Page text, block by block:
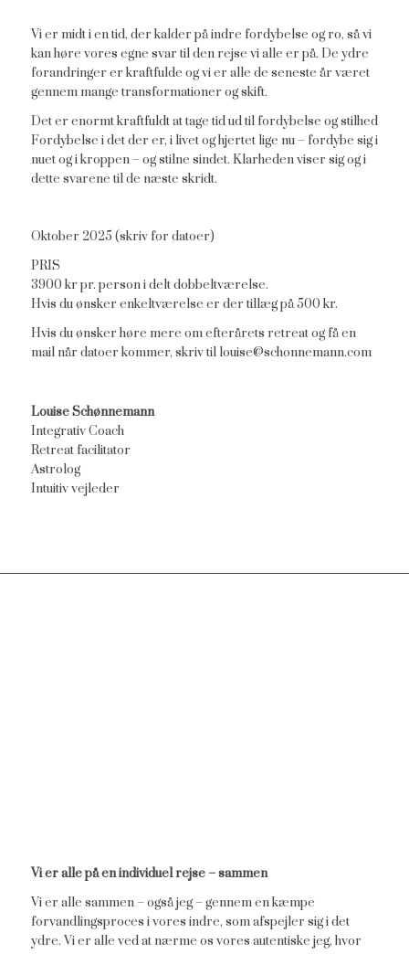
Vi er midt i en tid, der kalder på indre fordybelse og ro, så vi
kan høre vores egne svar til den rejse vi alle er på. De ydre
forandringer er kraftfulde og vi er alle de seneste år været
gennem mange transformationer og skift.
Det er enormt kraftfuldt at tage tid ud til fordybelse og stilhed
Fordybelse i det der er, i livet og hjertet lige nu – fordybe sig i
nuet og i kroppen – og stilne sindet. Klarheden viser sig og i
dette svarene til de næste skridt.
Oktober 2025 (skriv for datoer)
PRIS
3900 kr pr. person i delt dobbeltværelse.
Hvis du ønsker enkeltværelse er der tillæg på 500 kr.
Hvis du ønsker høre mere om efterårets retreat og få en
mail når datoer kommer, skriv til louise@schonnemann.com
Louise Schønnemann
Integrativ Coach
Retreat facilitator
Astrolog
Intuitiv vejleder
Vi er alle på en individuel rejse – sammen
Vi er alle sammen – også jeg – gennem en kæmpe
forvandlingsproces i vores indre, som afspejler sig i det
ydre. Vi er alle ved at nærme os vores autentiske jeg, hvor